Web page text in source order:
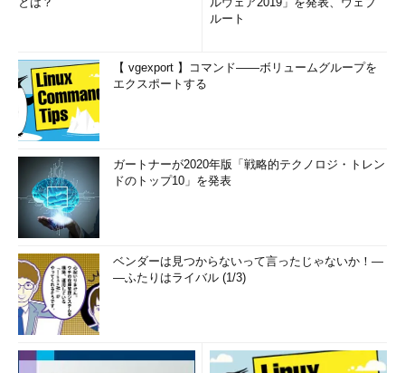
ルート
【 vgexport 】コマンド――ボリュームグループを
エクスポートする
ガートナーが2020年版「戦略的テクノロジ・トレン
ドのトップ10」を発表
ベンダーは見つからないって言ったじゃないか！―
―ふたりはライバル (1/3)